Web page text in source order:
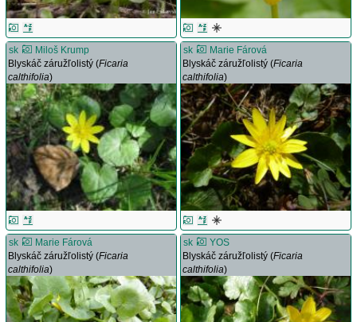
sk
Miloš Krump
Blyskáč záružľolistý (Ficaria
calthifolia)
sk
Marie Fárová
Blyskáč záružľolistý (Ficaria
calthifolia)
sk
Marie Fárová
Blyskáč záružľolistý (Ficaria
calthifolia)
sk
YOS
Blyskáč záružľolistý (Ficaria
calthifolia)